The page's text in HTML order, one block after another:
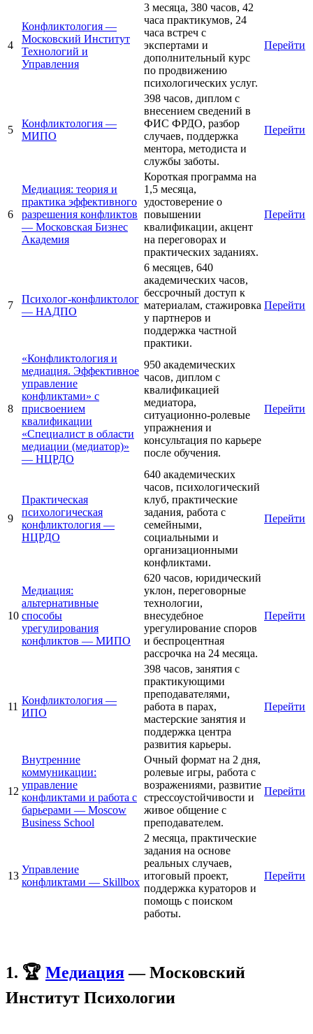
4
Конфликтология —
Московский Институт
Технологий и
Управления
3 месяца, 380 часов, 42
часа практикумов, 24
часа встреч с
экспертами и
дополнительный курс
по продвижению
психологических услуг.
Перейти
5
Конфликтология —
МИПО
398 часов, диплом с
внесением сведений в
ФИС ФРДО, разбор
случаев, поддержка
ментора, методиста и
службы заботы.
Перейти
6
Медиация: теория и
практика эффективного
разрешения конфликтов
— Московская Бизнес
Академия
Короткая программа на
1,5 месяца,
удостоверение о
повышении
квалификации, акцент
на переговорах и
практических заданиях.
Перейти
7
Психолог-конфликтолог
— НАДПО
6 месяцев, 640
академических часов,
бессрочный доступ к
материалам, стажировка
у партнеров и
поддержка частной
практики.
Перейти
8
«Конфликтология и
медиация. Эффективное
управление
конфликтами» с
присвоением
квалификации
«Специалист в области
медиации (медиатор)»
— НЦРДО
950 академических
часов, диплом с
квалификацией
медиатора,
ситуационно-ролевые
упражнения и
консультация по карьере
после обучения.
Перейти
9
Практическая
психологическая
конфликтология —
НЦРДО
640 академических
часов, психологический
клуб, практические
задания, работа с
семейными,
социальными и
организационными
конфликтами.
Перейти
10
Медиация:
альтернативные
способы
урегулирования
конфликтов — МИПО
620 часов, юридический
уклон, переговорные
технологии,
внесудебное
урегулирование споров
и беспроцентная
рассрочка на 24 месяца.
Перейти
11
Конфликтология —
ИПО
398 часов, занятия с
практикующими
преподавателями,
работа в парах,
мастерские занятия и
поддержка центра
развития карьеры.
Перейти
12
Внутренние
коммуникации:
управление
конфликтами и работа с
барьерами — Moscow
Business School
Очный формат на 2 дня,
ролевые игры, работа с
возражениями, развитие
стрессоустойчивости и
живое общение с
преподавателем.
Перейти
13
Управление
конфликтами — Skillbox
2 месяца, практические
задания на основе
реальных случаев,
итоговый проект,
поддержка кураторов и
помощь с поиском
работы.
Перейти
1. 🏆 Медиация— Московский
Институт Психологии